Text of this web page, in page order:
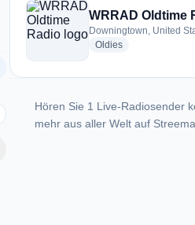
WRRAD Oldtime
Downingtown, United
Oldiesradio stations
Hören Sie 1 Live-Radiosender
mehr aus aller Welt auf Streema.